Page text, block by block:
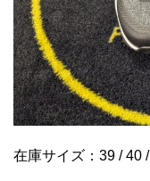
在庫サイズ：39 / 40